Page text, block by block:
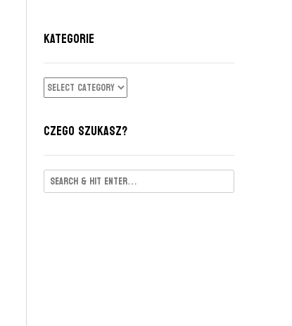
KATEGORIE
KATEGORIE
CZEGO SZUKASZ?